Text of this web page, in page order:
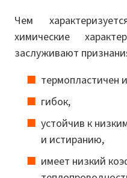
Чем
химические
заслуживают
термопластичен
гибок,
устойчив к
и истиранию,
имеет низкий